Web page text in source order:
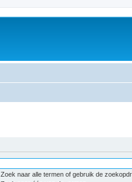
Zoek naar alle termen of gebruik de